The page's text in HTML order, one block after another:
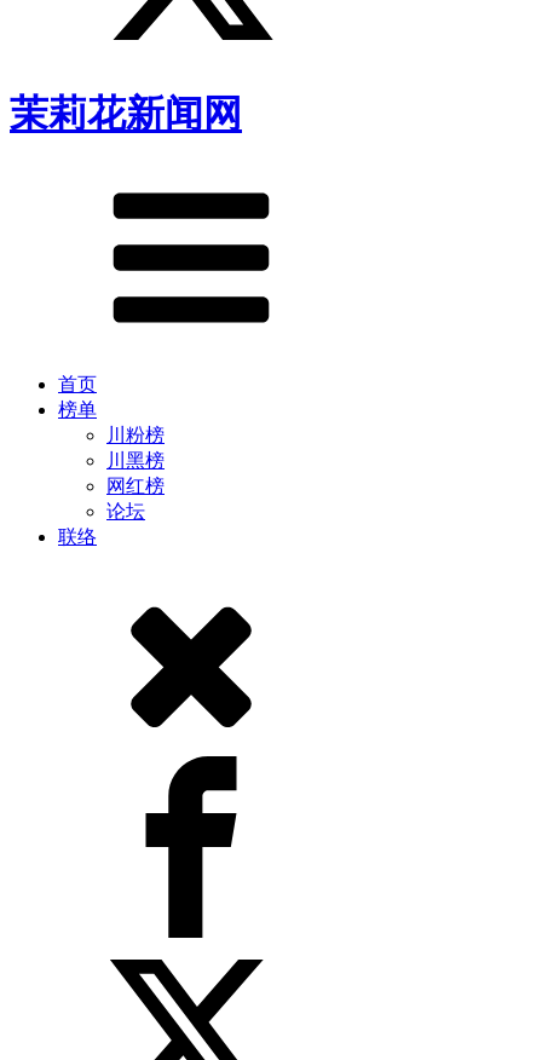
茉莉花新闻网
首页
榜单
川粉榜
川黑榜
网红榜
论坛
联络